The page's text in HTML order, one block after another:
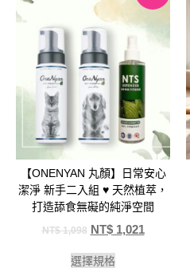
【ONENYAN 丸顏】日常安心
潔淨 新手二入組 ♥️ 天然植萃，
打造舔食無礙的純淨空間
NT$1,098 NT$1,021
選擇規格